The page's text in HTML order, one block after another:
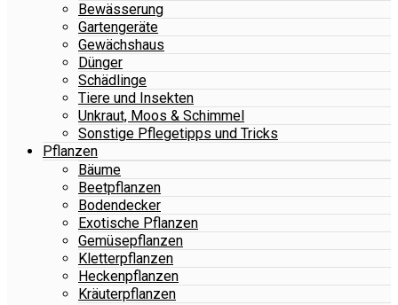
Bewässerung
Gartengeräte
Gewächshaus
Dünger
Schädlinge
Tiere und Insekten
Unkraut, Moos & Schimmel
Sonstige Pflegetipps und Tricks
Pflanzen
Bäume
Beetpflanzen
Bodendecker
Exotische Pflanzen
Gemüsepflanzen
Kletterpflanzen
Heckenpflanzen
Kräuterpflanzen